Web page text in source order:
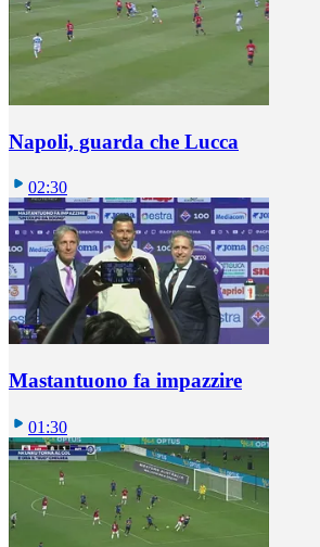
Napoli, guarda che Lucca
02:30
Mastantuono fa impazzire
01:30